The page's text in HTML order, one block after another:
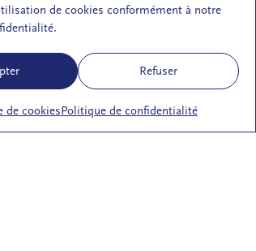
de cookies conformément à notre
Refuser
de cookiesPolitique de confidentialité